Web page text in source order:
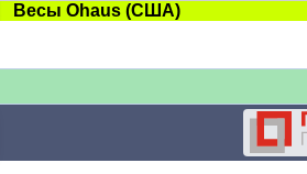
Весы Ohaus (США)